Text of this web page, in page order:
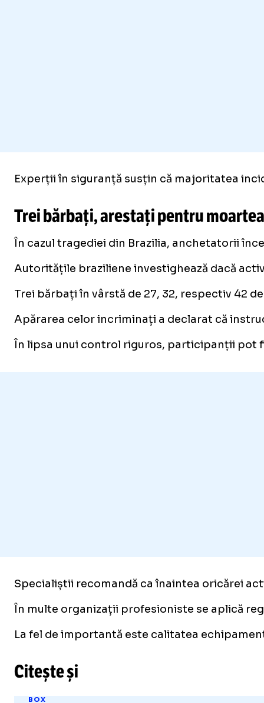
Experții în siguranță susțin că majoritatea
Trei bărbați, arestați pentru
În cazul tragediei din Brazilia, anchetatorii
Autoritățile braziliene investighează dacă
Trei bărbați în vârstă de 27, 32, respectiv 42
Apărarea celor incriminați a declarat că
În lipsa unui control riguros, participanții pot
Specialiștii recomandă ca înaintea oricărei
În multe organizații profesioniste se aplică
La fel de importantă este calitatea
Citește și
BOX